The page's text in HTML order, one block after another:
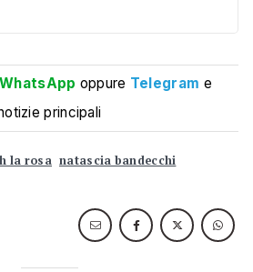
WhatsApp oppure Telegram e
principali
la rosa natascia bandecchi